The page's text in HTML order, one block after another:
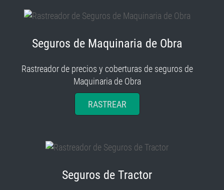
Seguros de Maquinaria de Obra
Rastreador de precios y coberturas de seguros de
Maquinaria de Obra
RASTREAR
Seguros de Tractor